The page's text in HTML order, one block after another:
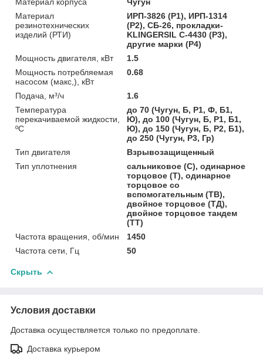
Материал
резинотехнических
изделий (РТИ)
ИРП-3826 (Р1), ИРП-1314
(Р2), СБ-26, прокладки-
KLINGERSIL C-4430 (Р3),
другие марки (Р4)
Мощность двигателя, кВт
1.5
Мощность потребляемая
насосом (макс,), кВт
0.68
Подача, м³/ч
1.6
Температура
перекачиваемой жидкости,
ºС
до 70 (Чугун, Б, Р1, Ф, Б1,
Ю), до 100 (Чугун, Б, Р1, Б1,
Ю), до 150 (Чугун, Б, Р2, Б1),
до 250 (Чугун, Р3, Гр)
Тип двигателя
Взрывозащищенный
Тип уплотнения
сальниковое (С), одинарное
торцовое (Т), одинарное
торцовое со
вспомогательным (ТВ),
двойное торцовое (ТД),
двойное торцовое тандем
(ТТ)
Частота вращения, об/мин
1450
Частота сети, Гц
50
Скрыть
Условия доставки
Доставка осуществляется только по предоплате.
Доставка курьером